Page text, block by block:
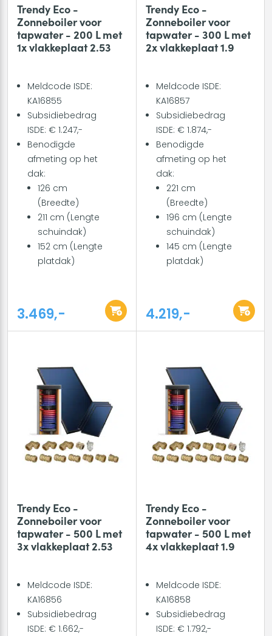
Trendy Eco -
Zonneboiler voor
tapwater - 200 L met
1x vlakkeplaat 2.53
Meldcode ISDE:
KA16855
Subsidiebedrag
ISDE: € 1.247,-
Benodigde
afmeting op het
dak:
126 cm
(Breedte)
211 cm (Lengte
schuindak)
152 cm (Lengte
platdak)
3.469,-
Trendy Eco -
Zonneboiler voor
tapwater - 300 L met
2x vlakkeplaat 1.9
Meldcode ISDE:
KA16857
Subsidiebedrag
ISDE: € 1.874,-
Benodigde
afmeting op het
dak:
221 cm
(Breedte)
196 cm (Lengte
schuindak)
145 cm (Lengte
platdak)
4.219,-
Trendy Eco -
Zonneboiler voor
tapwater - 500 L met
3x vlakkeplaat 2.53
Meldcode ISDE:
KA16856
Subsidiebedrag
ISDE: € 1.662,-
Trendy Eco -
Zonneboiler voor
tapwater - 500 L met
4x vlakkeplaat 1.9
Meldcode ISDE:
KA16858
Subsidiebedrag
ISDE: € 1.792,-